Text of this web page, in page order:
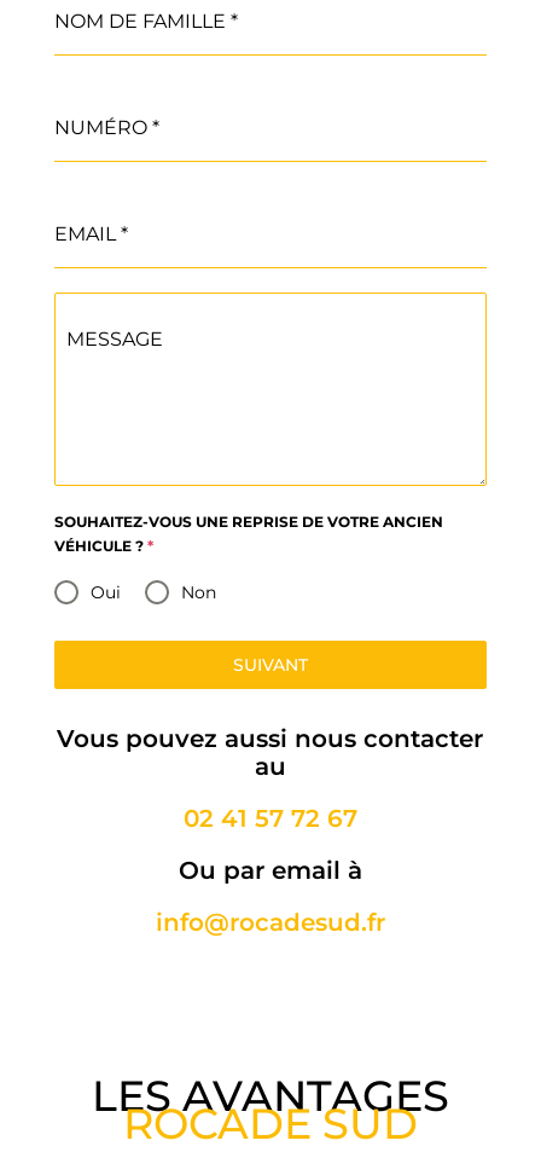
NOM DE FAMILLE *
NUMÉRO *
EMAIL*
MESSAGE
SOUHAITEZ-VOUS UNE REPRISE DE VOTRE ANCIEN
VÉHICULE ? *
Oui Non
SUIVANT
Vous pouvez aussi nous contacter
au
02 41 57 72 67
Ou par email à
info@rocadesud.fr
LES AVANTAGES
ROCADE SUD